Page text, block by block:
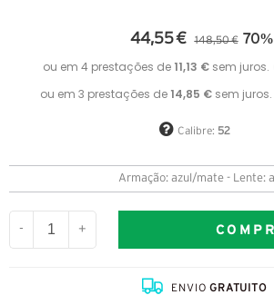
44,55 € 148,50 € 70%
Calibre: 52
Armação: azul/mate - Lente:
- +
ENVIOGRATUITO